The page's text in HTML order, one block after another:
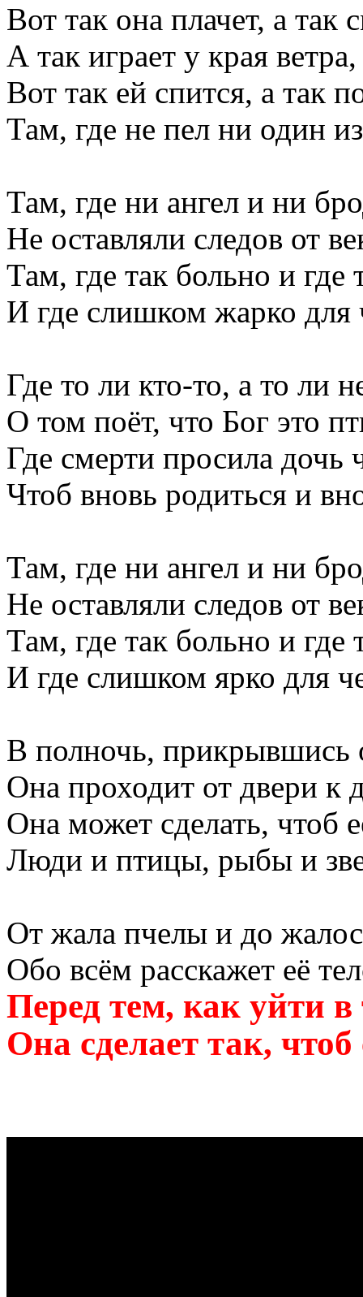
Вот так она плачет, а так
А так играет у края ветра,
Вот так ей спится, а так
Там, где не пел ни один
Там, где ни ангел и ни
Не оставляли следов от
Там, где так больно и где
И где слишком жарко для
Где то ли кто-то, а то ли
О том поёт, что Бог это
Где смерти просила дочь
Чтоб вновь родиться и
Там, где ни ангел и ни
Не оставляли следов от
Там, где так больно и где
И где слишком ярко для
В полночь, прикрывшись
Она проходит от двери к
Она может сделать, чтоб
Люди и птицы, рыбы и
От жала пчелы и до
Обо всём расскажет её
Перед тем, как уйти
Она сделает так,